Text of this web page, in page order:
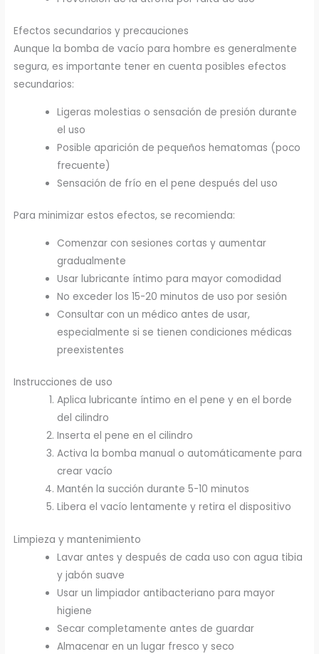
Efectos secundarios y precauciones
Aunque la bomba de vacío para hombre es generalmente
segura, es importante tener en cuenta posibles efectos
secundarios:
Ligeras molestias o sensación de presión durante
el uso
Posible aparición de pequeños hematomas (poco
frecuente)
Sensación de frío en el pene después del uso
Para minimizar estos efectos, se recomienda:
Comenzar con sesiones cortas y aumentar
gradualmente
Usar lubricante íntimo para mayor comodidad
No exceder los 15-20 minutos de uso por sesión
Consultar con un médico antes de usar,
especialmente si se tienen condiciones médicas
preexistentes
Instrucciones de uso
Aplica lubricante íntimo en el pene y en el borde
del cilindro
Inserta el pene en el cilindro
Activa la bomba manual o automáticamente para
crear vacío
Mantén la succión durante 5-10 minutos
Libera el vacío lentamente y retira el dispositivo
Limpieza y mantenimiento
Lavar antes y después de cada uso con agua tibia
y jabón suave
Usar un limpiador antibacteriano para mayor
higiene
Secar completamente antes de guardar
Almacenar en un lugar fresco y seco